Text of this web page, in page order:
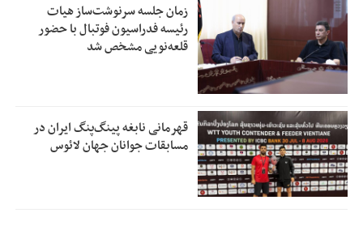
زمان جلسه سرنوشت‌ساز هیات
رئیسه فدراسیون فوتبال با حضور
قلعه‌نویی مشخص شد
قهرمانی نابغه پینگ‌پنگ ایران در
مسابقات جوانان جهان لائوس